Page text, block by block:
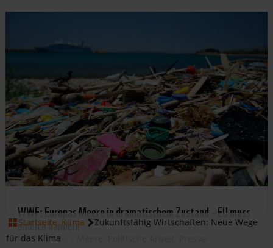
WWF: Europas Meere in dramatischem Zustand – EU muss
endlich handeln
Juli 28, 2026
Startseite Klima
Zukunftsfähig Wirtschaften: Neue Wege
für das Klima